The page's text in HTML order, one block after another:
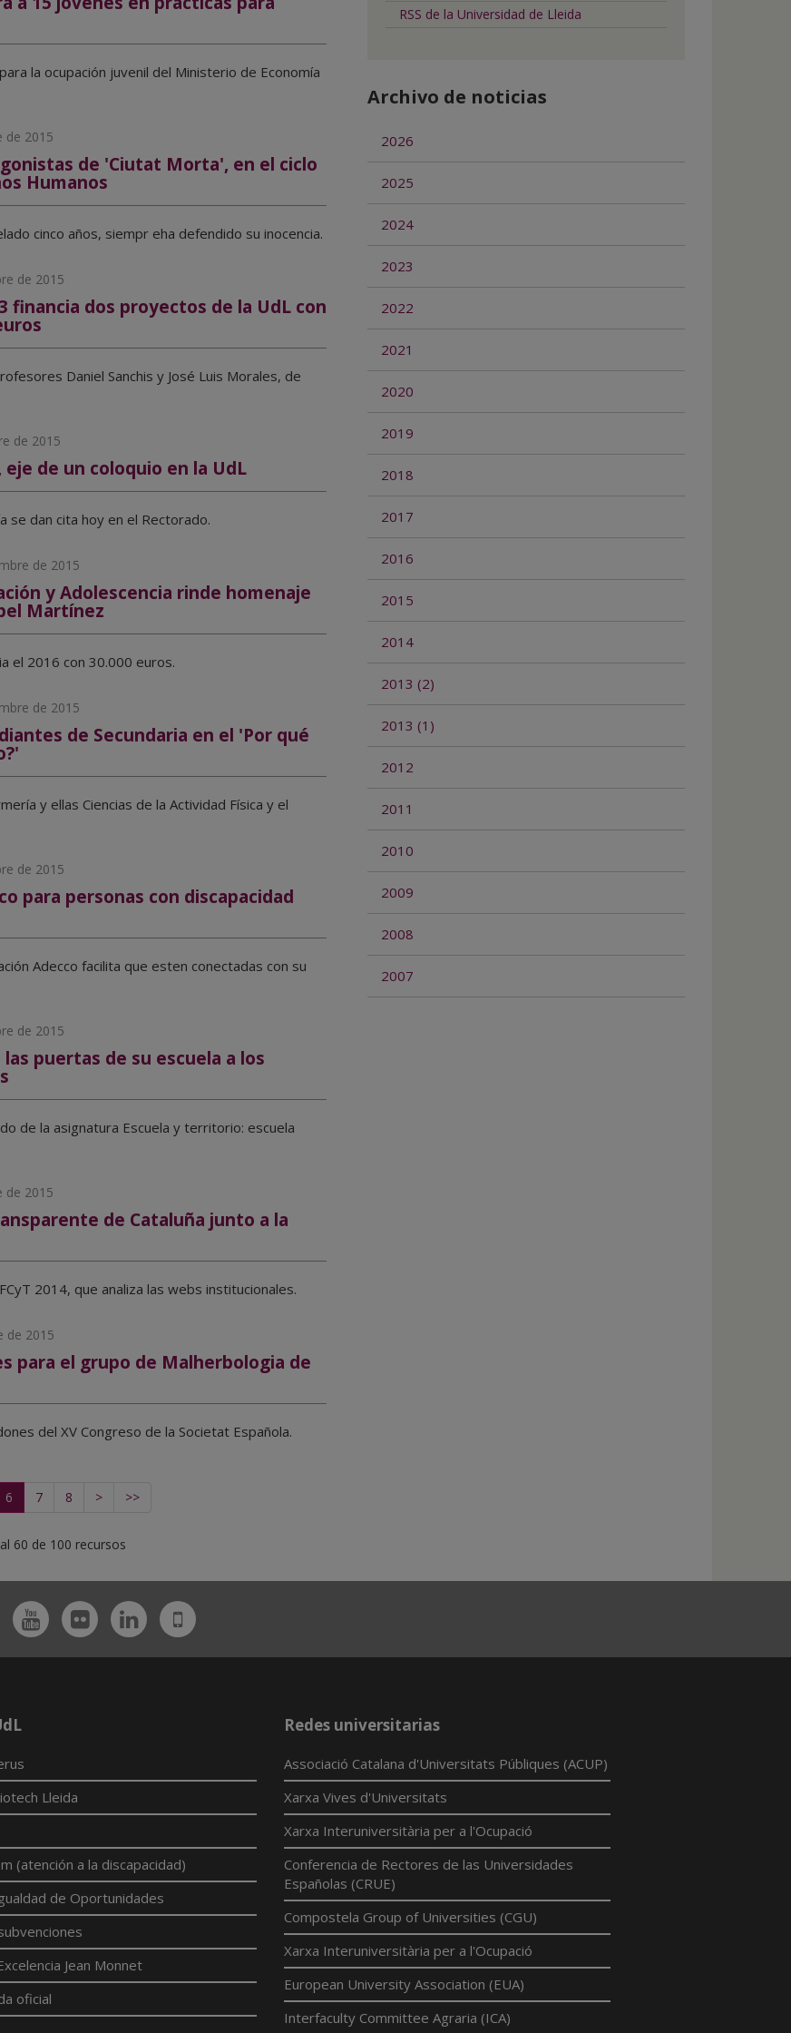
la ocupación juvenil del Ministerio de Economía
de 2015
de 'Ciutat Morta', en el ciclo
Humanos
cinco años, siempr eha defendido su inocencia.
de 2015
financia dos proyectos de la UdL con
Daniel Sanchis y José Luis Morales, de
de 2015
eje de un coloquio en la UdL
se dan cita hoy en el Rectorado.
de 2015
y Adolescencia rinde homenaje
Martínez
el 2016 con 30.000 euros.
de 2015
de Secundaria en el 'Por qué
y ellas Ciencias de la Actividad Física y el
de 2015
para personas con discapacidad
Adecco facilita que esten conectadas con su
de 2015
puertas de su escuela a los
de la asignatura Escuela y territorio: escuela
de 2015
de Cataluña junto a la
2014, que analiza las webs institucionales.
de 2015
para el grupo de Malherbologia de
del XV Congreso de la Societat Española.
6 7 8 > >>
60 de 100 recursos
RSS de la Universidad de Lleida
Archivo de noticias
2026
2025
2024
2023
2022
2021
2020
2019
2018
2017
2016
2015
2014
2013 (2)
2013 (1)
2012
2011
2010
2009
2008
2007
YoutubeFlickrLinkedin
UdL
App
Lleida
(atención a la discapacidad)
de Oportunidades
Jean Monnet
oficial
Redes universitarias
Associació Catalana d'Universitats Públiques (ACUP)
Xarxa Vives d'Universitats
Xarxa Interuniversitària per a l'Ocupació
Conferencia de Rectores de las Universidades
Españolas (CRUE)
Compostela Group of Universities (CGU)
Xarxa Interuniversitària per a l'Ocupació
European University Association (EUA)
Interfaculty Committee Agraria (ICA)